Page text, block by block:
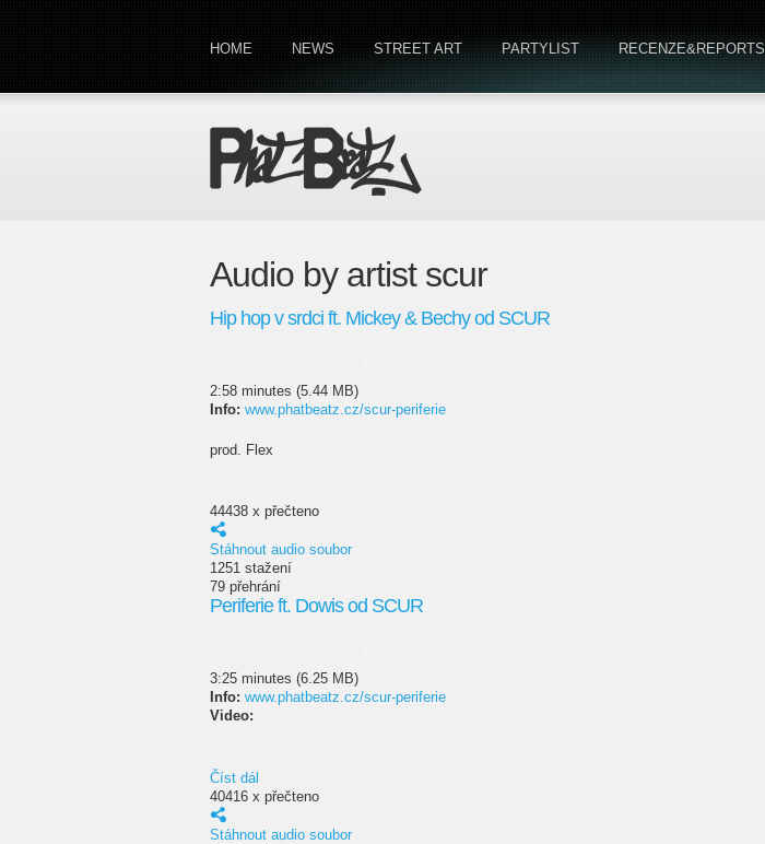
HOME NEWS STREET ART PARTYLIST RECENZE&REPORTS
Audio by artist scur
Hip hop v srdci ft. Mickey & Bechy od SCUR
2:58 minutes (5.44 MB)
Info: www.phatbeatz.cz/scur-periferie
prod. Flex
44438 x přečteno
Stáhnout audio soubor
1251 stažení
79 přehrání
Periferie ft. Dowis od SCUR
3:25 minutes (6.25 MB)
Info: www.phatbeatz.cz/scur-periferie
Video:
Číst dál
40416 x přečteno
Stáhnout audio soubor